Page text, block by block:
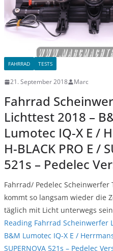
FAHRRAD TESTS
21. September 2018 Marc
Fahrrad
Lichttest 2018 –
Lumotec IQ-X E /
H-BLACK PRO E /
521s – Pedelec
Fahrrad/ Pedelec Scheinwerfer
kommt so langsam wieder die
täglich mit Licht unterwegs
Reading Fahrrad Scheinwerfer
B&M Lumotec IQ-X E /
SUPERNOVA 521s – Pedelec